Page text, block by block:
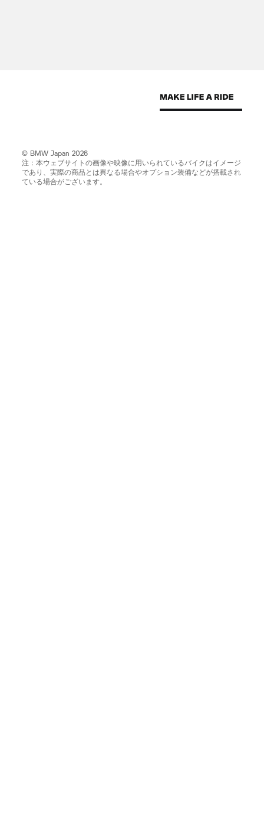
© BMW Japan 2026
注：本ウェブサイトの画像や映像に用いられているバイクはイメージ
であり、実際の商品とは異なる場合やオプション装備などが搭載され
ている場合がございます。